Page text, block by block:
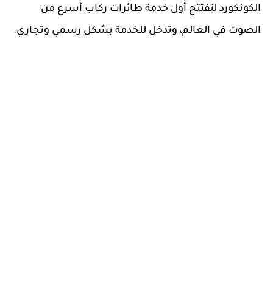
الكونكورد لتفتتح أول خدمة طائرات ركاب أسرع من
الصوت في العالم، وتدخل للخدمة بشكل رسمي وتجاري.